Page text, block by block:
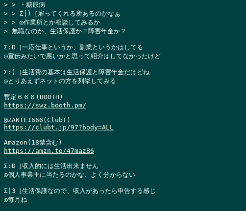
> > ・糖尿病
> > Σ|)［雇ってくれる所あるのかなぁ
> > ◎作業所とか相談してみるか
> 無職なのか、生活保護か？障害年金か？
Σ:D［一応仕事というか、副業というかはしてる
◎宣伝みたいで悪いかと思って紹介はしてなかったけど
Σ:)［生活費の基本は生活保護と障害年金だけどね
◎とりあえずネットの方を列挙してみる
https://swz.booth.pm/
https://clubt.jp/97?body=ALL
https://amzn.to/47maz86
Σ:D［収入的には生活出来ません
◎個人事業主に当たるのかな、よく分からない
Σ|3［生活保護なので、収入があったら申告する感じ
◎毎月ね